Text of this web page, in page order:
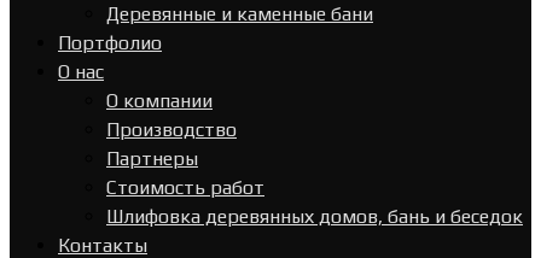
Деревянные и каменные бани
Портфолио
О нас
О компании
Производство
Партнеры
Стоимость работ
Шлифовка деревянных домов, бань и беседок
Контакты